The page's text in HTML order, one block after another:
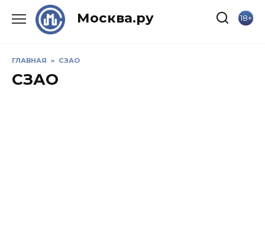
Москва.ру 18+
ГЛАВНАЯ » СЗАО
СЗАО